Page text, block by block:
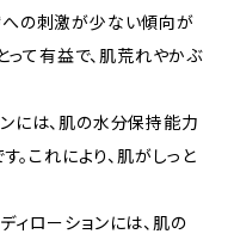
の刺激が少ない傾向が
って有益で、肌荒れやかぶ
には、肌の水分保持能力
これにより、肌がしっと
ローションには、肌の